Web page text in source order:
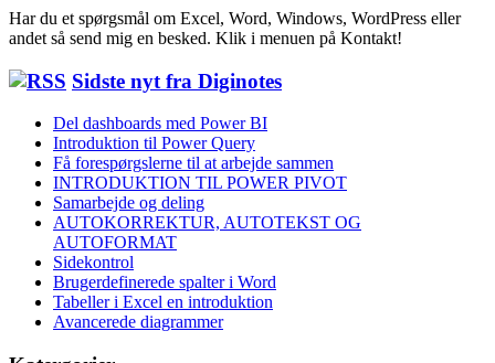
Har du et spørgsmål om Excel, Word, Windows, WordPress eller
andet så send mig en besked. Klik i menuen på Kontakt!
Sidste nyt fra Diginotes
Del dashboards med Power BI
Introduktion til Power Query
Få forespørgslerne til at arbejde sammen
INTRODUKTION TIL POWER PIVOT
Samarbejde og deling
AUTOKORREKTUR, AUTOTEKST OG
AUTOFORMAT
Sidekontrol
Brugerdefinerede spalter i Word
Tabeller i Excel en introduktion
Avancerede diagrammer